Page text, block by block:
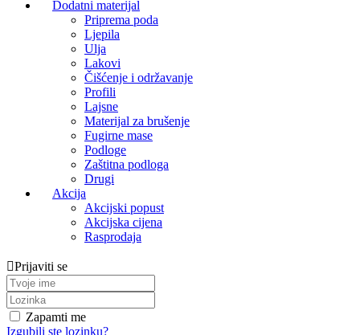
Dodatni materijal
Priprema poda
Ljepila
Ulja
Lakovi
Čišćenje i održavanje
Profili
Lajsne
Materijal za brušenje
Fugirne mase
Podloge
Zaštitna podloga
Drugi
Akcija
Akcijski popust
Akcijska cijena
Rasprodaja
Prijaviti se
Zapamti me
Izgubili ste lozinku?